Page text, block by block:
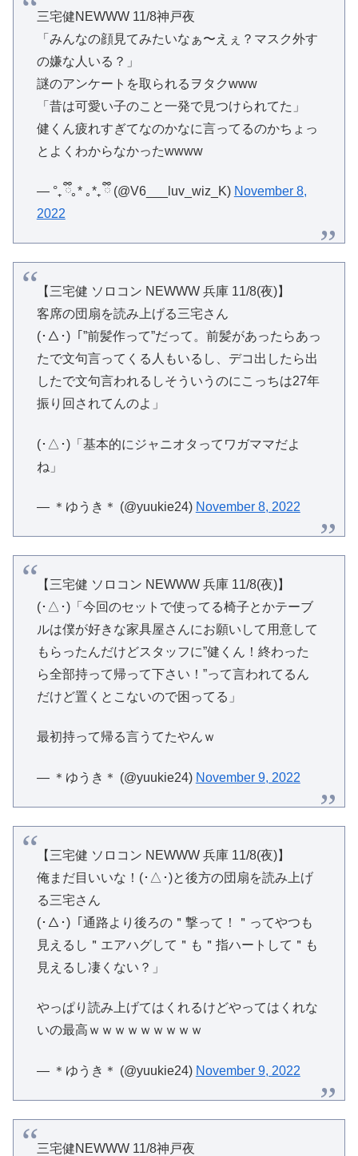
三宅健NEWWW 11/8神戸夜
「みんなの顔見てみたいなぁ〜えぇ？マスク外す
の嫌な人いる？」
謎のアンケートを取られるヲタクwww
「昔は可愛い子のこと一発で見つけられてた」
健くん疲れすぎてなのかなに言ってるのかちょっ
とよくわからなかったwwww
— °₊ ྀི｡* ｡*₊ ྀི (@V6___luv_wiz_K) November 8,
2022
【三宅健 ソロコン NEWWW 兵庫 11/8(夜)】
客席の団扇を読み上げる三宅さん
(･△･)「”前髪作って”だって。前髪があったらあっ
たで文句言ってくる人もいるし、デコ出したら出
したで文句言われるしそういうのにこっちは27年
振り回されてんのよ」
(･△･)「基本的にジャニオタってワガママだよ
ね」
— ＊ゆうき＊ (@yuukie24) November 8, 2022
【三宅健 ソロコン NEWWW 兵庫 11/8(夜)】
(･△･)「今回のセットで使ってる椅子とかテーブ
ルは僕が好きな家具屋さんにお願いして用意して
もらったんだけどスタッフに”健くん！終わった
ら全部持って帰って下さい！”って言われてるん
だけど置くとこないので困ってる」
最初持って帰る言うてたやんｗ
— ＊ゆうき＊ (@yuukie24) November 9, 2022
【三宅健 ソロコン NEWWW 兵庫 11/8(夜)】
俺まだ目いいな！(･△･)と後方の団扇を読み上げ
る三宅さん
(･△･)「通路より後ろの＂撃って！＂ってやつも
見えるし＂エアハグして＂も＂指ハートして＂も
見えるし凄くない？」
やっぱり読み上げてはくれるけどやってはくれな
いの最高ｗｗｗｗｗｗｗｗｗ
— ＊ゆうき＊ (@yuukie24) November 9, 2022
三宅健NEWWW 11/8神戸夜